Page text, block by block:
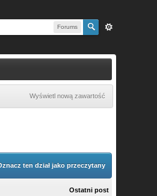
Forums
Wyświetl nową zawartość
ten dział jako przeczytany
Ostatni post